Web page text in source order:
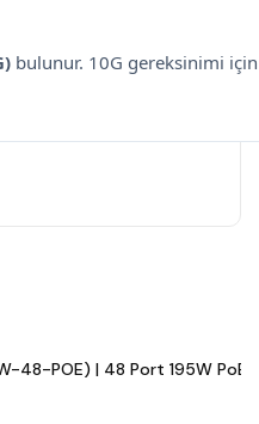
bulunur. 10G gereksinimi
48-POE) | 48 Port 195W